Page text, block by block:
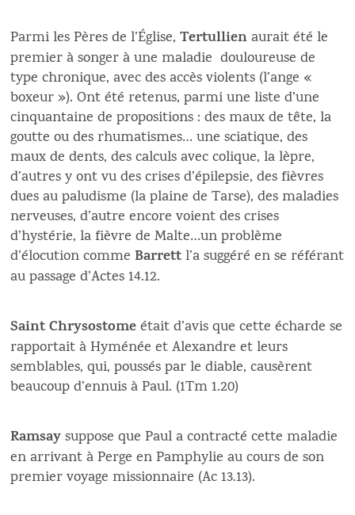
Parmi les Pères de l’Église,Tertullienaurait été le
premier à songer à une maladie douloureuse de
type chronique, avec des accès violents (l’ange «
boxeur »). Ont été retenus, parmi une liste d’une
cinquantaine de propositions : des maux de tête, la
goutte ou des rhumatismes… une sciatique, des
maux de dents, des calculs avec colique, la lèpre,
d’autres y ont vu des crises d’épilepsie, des fièvres
dues au paludisme (la plaine de Tarse), des maladies
nerveuses, d’autre encore voient des crises
d’hystérie, la fièvre de Malte…un problème
d’élocution commeBarrettl’a suggéré en se référant
au passage d’Actes 14.12.
Saint Chrysostomeétait d’avis que cette écharde se
rapportait à Hyménée et Alexandre et leurs
semblables, qui, poussés par le diable, causèrent
beaucoup d’ennuis à Paul. (1Tm 1.20)
Ramsaysuppose que Paul a contracté cette maladie
en arrivant à Perge en Pamphylie au cours de son
premier voyage missionnaire (Ac 13.13).